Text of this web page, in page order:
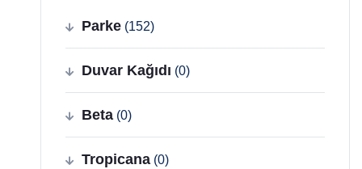
Parke (152)
Duvar Kağıdı (0)
Beta (0)
Tropicana (0)